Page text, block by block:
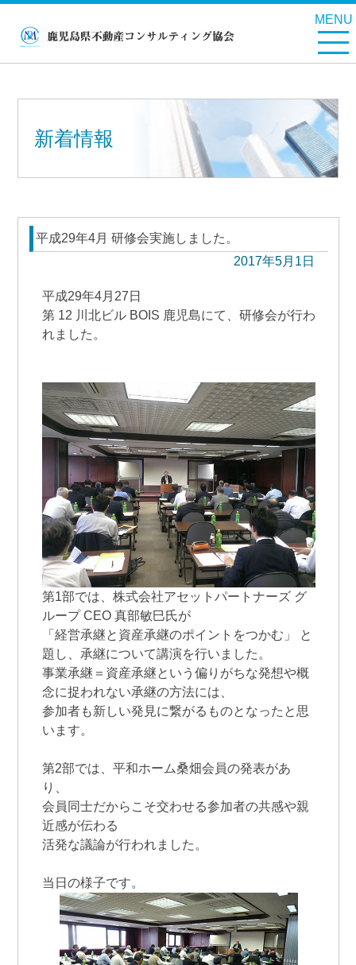
MENU
新着情報
平成29年4月 研修会実施しました。
2017年5月1日
平成29年4月27日
第 12 川北ビル BOIS 鹿児島にて、研修会が行わ
れました。
第1部では、株式会社アセットパートナーズ グ
ループ CEO 真部敏巳氏が
「経営承継と資産承継のポイントをつかむ」 と
題し、承継について講演を行いました。
事業承継＝資産承継という偏りがちな発想や概
念に捉われない承継の方法には、
参加者も新しい発見に繋がるものとなったと思
います。
第2部では、平和ホーム桑畑会員の発表があ
り、
会員同士だからこそ交わせる参加者の共感や親
近感が伝わる
活発な議論が行われました。
当日の様子です。